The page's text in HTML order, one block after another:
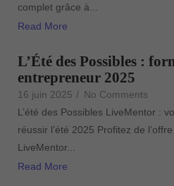
complet grâce à...
Read More
L’Été des Possibles :
entrepreneur 2025
16 juin 2025 / No Comments
L’été des Possibles LiveMentor :
réussir l’été 2025 Profitez de
LiveMentor...
Read More